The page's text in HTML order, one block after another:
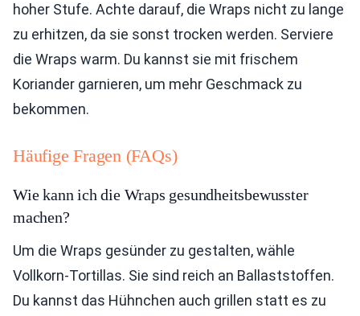
hoher Stufe. Achte darauf, die Wraps nicht zu lange
zu erhitzen, da sie sonst trocken werden. Serviere
die Wraps warm. Du kannst sie mit frischem
Koriander garnieren, um mehr Geschmack zu
bekommen.
Häufige Fragen (FAQs)
Wie kann ich die Wraps gesundheitsbewusster
machen?
Um die Wraps gesünder zu gestalten, wähle
Vollkorn-Tortillas. Sie sind reich an Ballaststoffen.
Du kannst das Hühnchen auch grillen statt es zu